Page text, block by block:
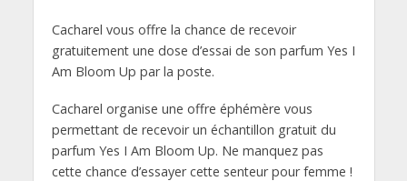
Cacharel vous offre la chance de recevoir
gratuitement une dose d’essai de son parfum Yes I
Am Bloom Up par la poste.
Cacharel organise une offre éphémère vous
permettant de recevoir un échantillon gratuit du
parfum Yes I Am Bloom Up. Ne manquez pas
cette chance d’essayer cette senteur pour femme !